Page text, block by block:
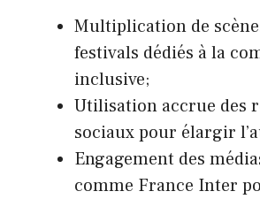
Multiplication de
festivals dédiés à la
inclusive;
Utilisation accrue des
sociaux pour élargir
Engagement des
comme France Inter